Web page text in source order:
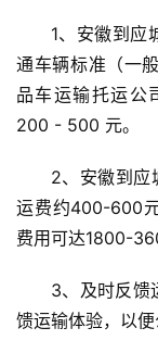
1、安徽到应
通车辆标准（一
品车运输托运公
200 - 500 元。
2、安徽到应
运费约400-600
费用可达1800-
3、及时反馈
馈运输体验，以便